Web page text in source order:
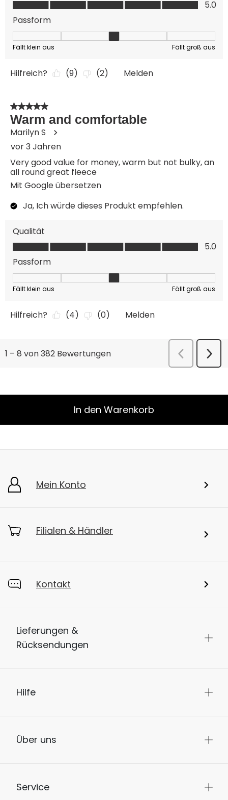
In den Warenkorb
Mein Konto
Filialen & Händler
Kontakt
Lieferungen &
Rücksendungen
Hilfe
Über uns
Service